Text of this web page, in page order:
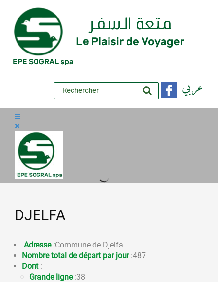
عربي
DJELFA
Adresse :Commune de Djelfa
Nombre total de départ par jour:487
Dont :
Grande ligne:38